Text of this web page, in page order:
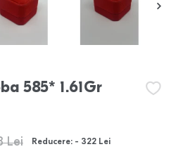
585* 1.61Gr
Lei Reducere: - 322 Lei